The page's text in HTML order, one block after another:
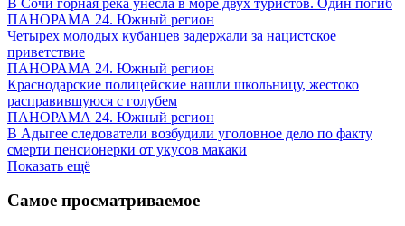
ПАНОРАМА 24. Южный регион
Четырех молодых кубанцев задержали за нацистское
приветствие
ПАНОРАМА 24. Южный регион
Краснодарские полицейские нашли школьницу, жестоко
расправившуюся с голубем
ПАНОРАМА 24. Южный регион
В Адыгее следователи возбудили уголовное дело по факту
смерти пенсионерки от укусов макаки
Показать ещё
Самое просматриваемое